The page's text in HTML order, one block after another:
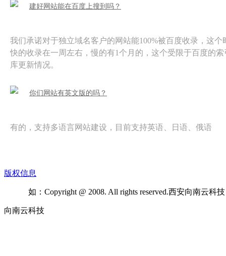
建好网站能在百度上搜到吗？
我们承诺对于独立域名客户的网站能100%被百度收录，这个
快的收录在一周左右，慢的有1个月的，这个受限于百度的索
库更新情况。
你们网站有英文版的吗？
有的，支持多语言网站建设，目前支持英语、日语、俄语
版权信息
如：Copyright @ 2008. All rights reserved.西安向南云科
向南云科技